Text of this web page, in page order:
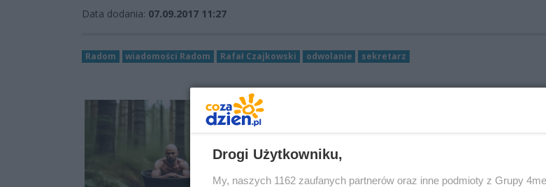
Data dodania: 07.09.2017 11:27
Radom wiadomości Radom Rafał Czajkowski odwolanie sekretarz
Drogi Użytkowniku,
My, naszych 1162 zaufanych partnerów oraz inne podmioty z Grupy